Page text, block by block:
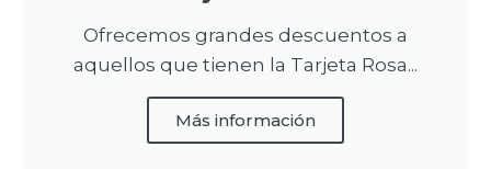
Ofrecemos grandes descuentos a
aquellos que tienen la Tarjeta Rosa...
Más información